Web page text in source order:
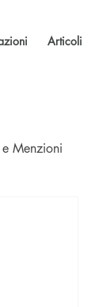
Articoli
e Menzioni